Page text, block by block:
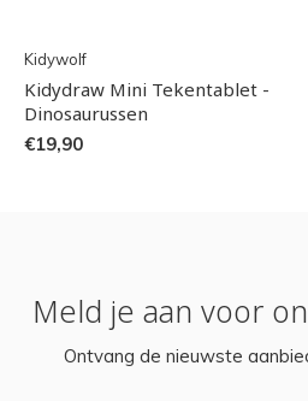
Kidywolf
Kidydraw Mini Tekentablet -
Dinosaurussen
€19,90
Meld je aan voor
Ontvang de nieuwste